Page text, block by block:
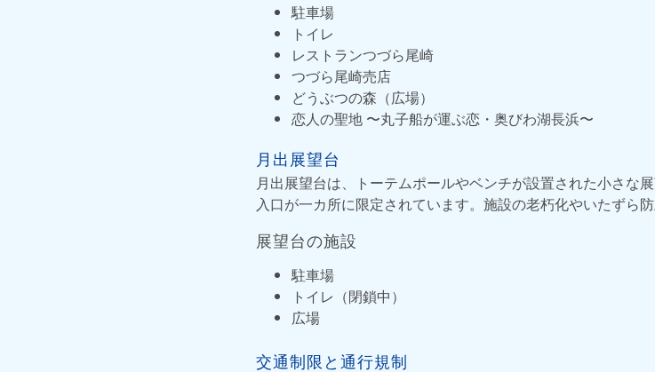
駐車場
トイレ
レストランつづら尾崎
つづら尾崎売店
どうぶつの森（広場）
恋人の聖地 〜丸子船が運ぶ恋・奥びわ湖長浜〜
月出展望台
月出展望台は、トーテムポールやベンチが設置された小さな
入口が一カ所に限定されています。施設の老朽化やいたずら
展望台の施設
駐車場
トイレ（閉鎖中）
広場
交通制限と通行規制